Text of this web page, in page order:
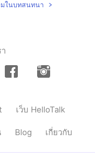
2020.10.14 07:29
2020.10.14 07:26
มในบทสนทนา
เว็บ HelloTalk
Blog เกี่ยวกับ